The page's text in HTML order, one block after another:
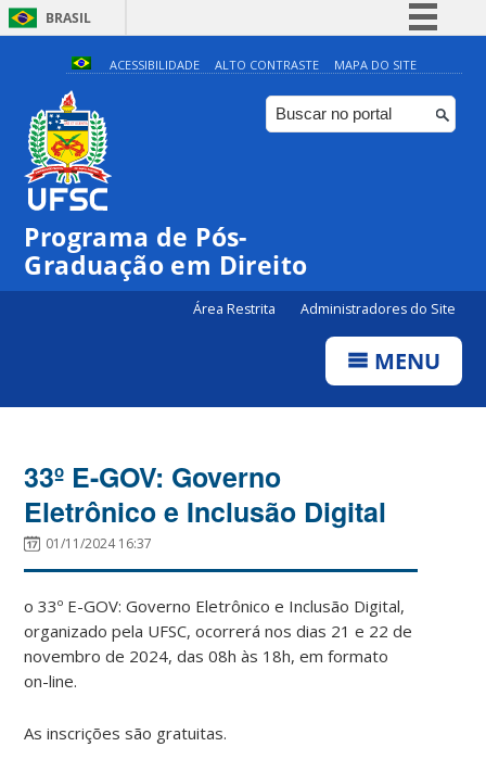
BRASIL
Simplifique!
Comunica BR
Participe
ACESSIBILIDADE ALTO CONTRASTE MAPA DO SITE
Programa de Pós-
Graduação em Direito
Área Restrita Administradores do Site
MENU
33º E-GOV: Governo
Eletrônico e Inclusão Digital
01/11/2024 16:37
o 33º E-GOV: Governo Eletrônico e Inclusão Digital,
organizado pela UFSC, ocorrerá nos dias 21 e 22 de
novembro de 2024, das 08h às 18h, em formato
on-line.
As inscrições são gratuitas.